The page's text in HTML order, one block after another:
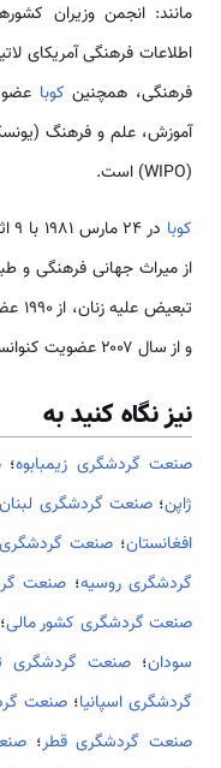
مانند: انجمن وزیران
اطلاعات فرهنگی آمریکای
فرهنگی، همچنین کوبا عضو
آموزش، علم و فرهنگ
(WIPO) است.
کوبا
از میراث جهانی فرهنگی و
و از سال ۲۰۰۷ عضویت کنوانسیون حمایت از افراد ناتوان را دارد.
نیز نگاه کنید به
صنعت گردشگری زیمبابوه؛
ژاپن؛صنعت گردشگری لبنان
افغانستان؛صنعت
گردشگری روسیه؛ صنعت
صنعت گردشگری کشور مالی؛
سودان؛صنعت گردشگری
گردشگری اسپانیا؛ صنعت
صنعت گردشگری قطر؛